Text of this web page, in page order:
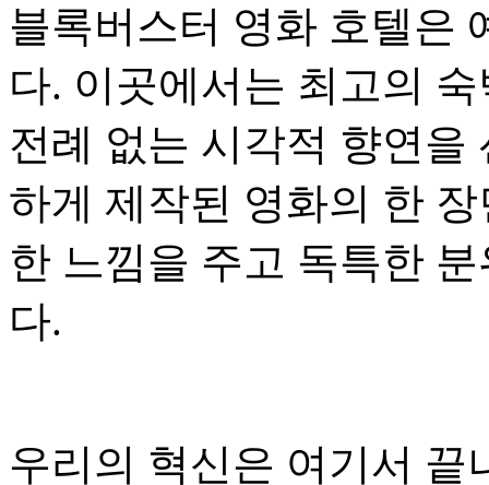
블록버스터 영화 호텔은
다. 이곳에서는 최고의
전례 없는 시각적 향연을
하게 제작된 영화의 한
한 느낌을 주고 독특한
다.
우리의 혁신은 여기서 끝